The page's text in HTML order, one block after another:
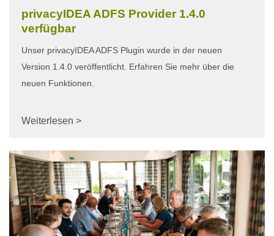
privacyIDEA ADFS Provider 1.4.0
verfügbar
Unser privacyIDEA ADFS Plugin wurde in der neuen
Version 1.4.0 veröffentlicht. Erfahren Sie mehr über die
neuen Funktionen.
Weiterlesen >